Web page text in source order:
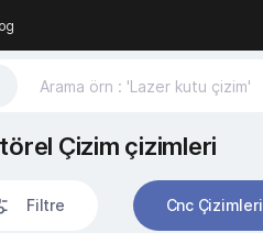
Çizim çizimleri
Filtre Cnc Çizimleri